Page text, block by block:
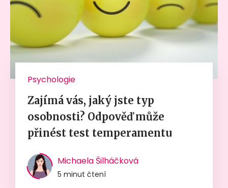
Psychologie
Zajímá vás, jaký jste typ
osobnosti? Odpověď může
přinést test temperamentu
Michaela Šilháčková
5 minut čtení